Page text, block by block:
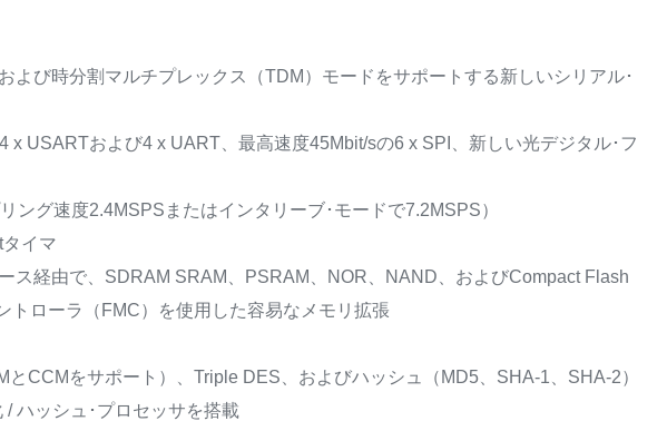
よび時分割マルチプレックス（TDM）モードをサポートする新しいシリアル･
USARTおよび4 x UART、最高速度45Mbit/sの6 x SPI、新しい光デジタル･フ
ング速度2.4MSPSまたはインタリーブ･モードで7.2MSPS）
イマ
ス経由で、SDRAM SRAM、PSRAM、NOR、NAND、およびCompact Flash
トローラ（FMC）を使用した容易なメモリ拡張
CCMをサポート）、Triple DES、およびハッシュ（MD5、SHA-1、SHA-2）
ハッシュ･プロセッサを搭載